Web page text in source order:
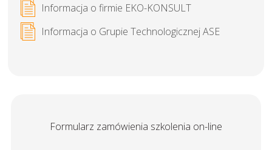
Informacja o firmie EKO-KONSULT
Informacja o Grupie Technologicznej ASE
Formularz zamówienia szkolenia on-line